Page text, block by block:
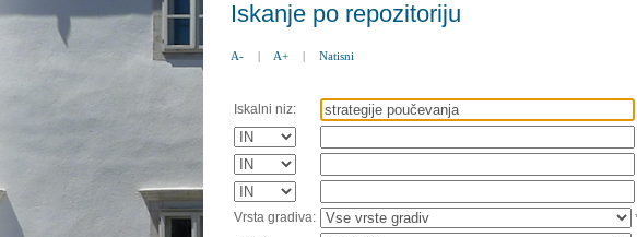
Iskanje po repozitoriju
A- | A+ | Natisni
Iskalni niz:
Vrsta gradiva: